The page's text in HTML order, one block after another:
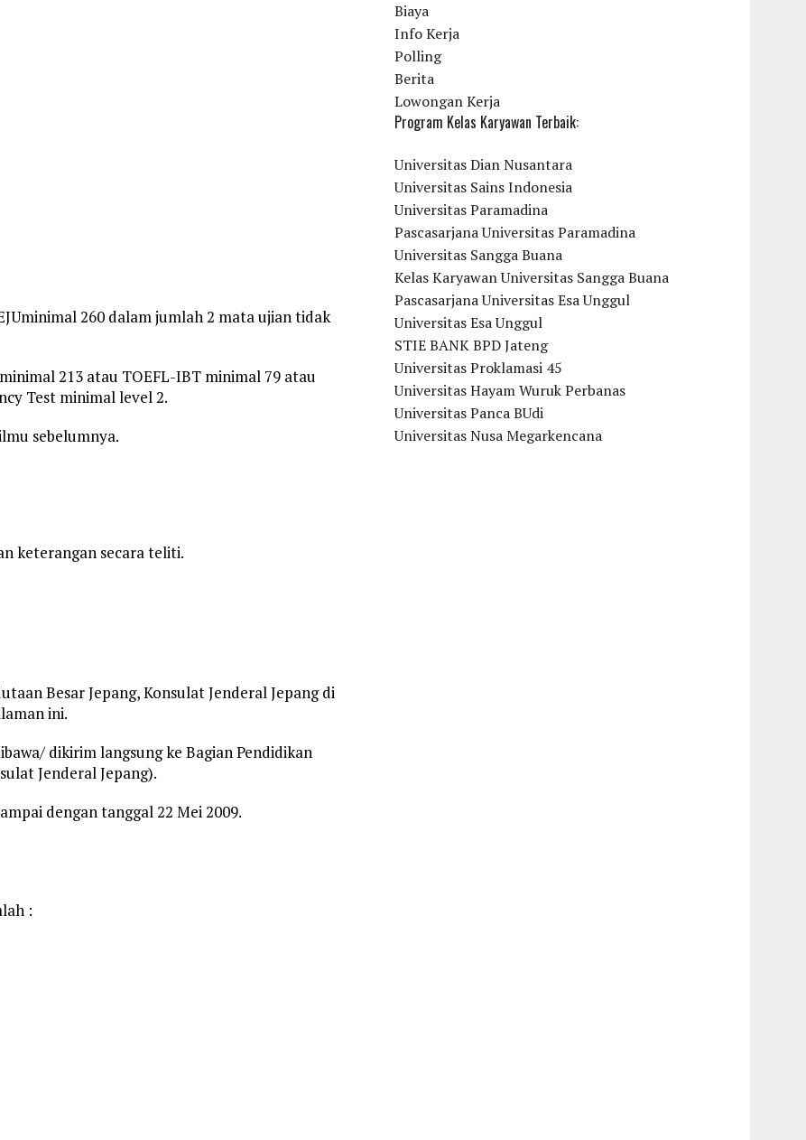
260 dalam jumlah 2 mata ujian tidak
213 atau TOEFL-IBT minimal 79 atau
Test minimal level 2.
sebelumnya.
keterangan secara teliti.
Besar Jepang, Konsulat Jenderal Jepang di
ini.
dikirim langsung ke Bagian Pendidikan
Jenderal Jepang).
dengan tanggal 22 Mei 2009.
:
Biaya
Info Kerja
Polling
Berita
Lowongan Kerja
Program Kelas Karyawan Terbaik:
Universitas Dian Nusantara
Universitas Sains Indonesia
Universitas Paramadina
Pascasarjana Universitas Paramadina
Universitas Sangga Buana
Kelas Karyawan Universitas Sangga Buana
Pascasarjana Universitas Esa Unggul
Universitas Esa Unggul
STIE BANK BPD Jateng
Universitas Proklamasi 45
Universitas Hayam Wuruk Perbanas
Universitas Panca BUdi
Universitas Nusa Megarkencana